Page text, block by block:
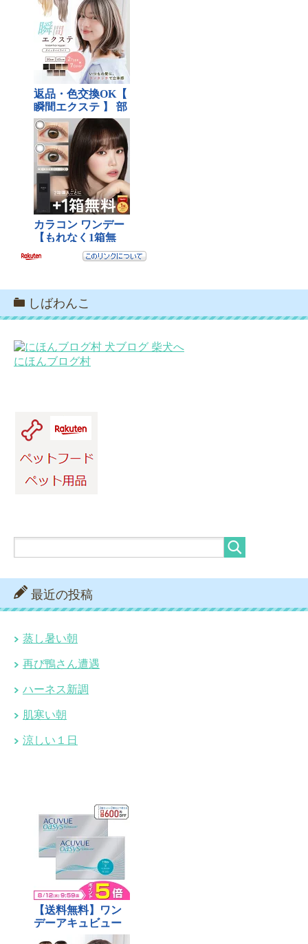
しばわんこ
にほんブログ村
最近の投稿
蒸し暑い朝
再び鴨さん遭遇
ハーネス新調
肌寒い朝
涼しい１日